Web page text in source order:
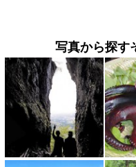
写真から探す